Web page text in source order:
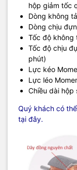
hộp giảm tốc
Dòng không
Dòng chịu
Tốc độ không
Tốc độ chịu
phút)
Lực kéo
Lực léo
Chiều dài hộp
Quý khách có
tại đây.